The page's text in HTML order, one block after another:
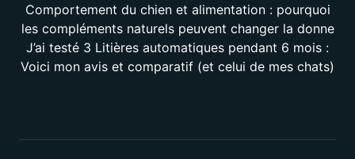
Comportement du chien et alimentation : pourquoi
les compléments naturels peuvent changer la donne
J’ai testé 3 Litières automatiques pendant 6 mois :
Voici mon avis et comparatif (et celui de mes chats)